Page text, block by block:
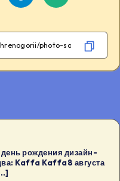
TelegramWhatsApp
рождения дизайн-
Kaffa Kaffa8 августа